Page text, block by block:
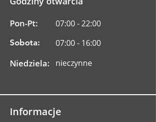
Pon-Pt: 07:00 - 22:00
Sobota: 07:00 - 16:00
Niedziela: nieczynne
Informacje